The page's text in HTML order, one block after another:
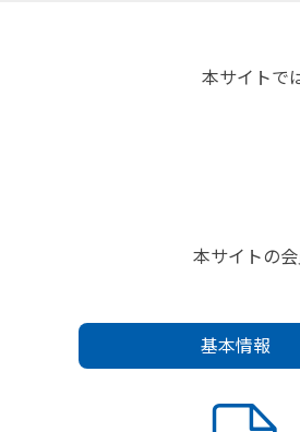
本サイトで
本サイトの
基本情報